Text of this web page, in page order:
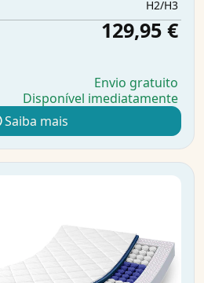
H2/H3
129,95 €
Envio gratuito
Disponível imediatamente
Saiba mais